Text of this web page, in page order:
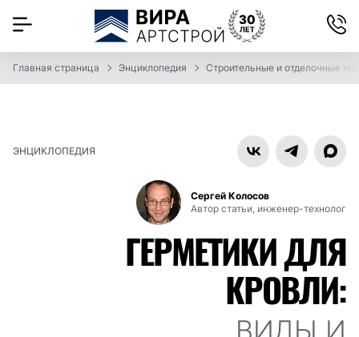
Главная страница Энциклопедия Строительные и отделочные
ЭНЦИКЛОПЕДИЯ
Сергей Колосов
Автор статьи, инженер-технолог
ГЕРМЕТИКИ ДЛЯ
КРОВЛИ:
ВИДЫ И